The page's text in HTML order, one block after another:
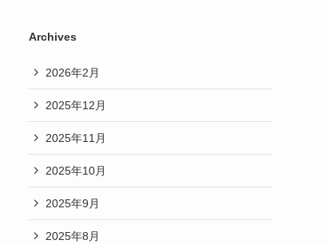
Archives
2026年2月
2025年12月
2025年11月
2025年10月
2025年9月
2025年8月